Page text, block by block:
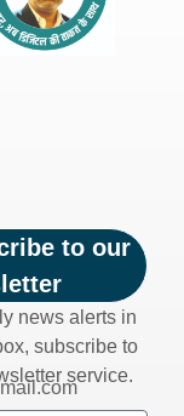
to our
news alerts in
subscribe to
service.